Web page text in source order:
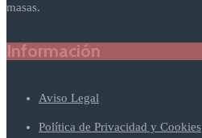
masas.
Información
Aviso Legal
Política de Privacidad y Cookies